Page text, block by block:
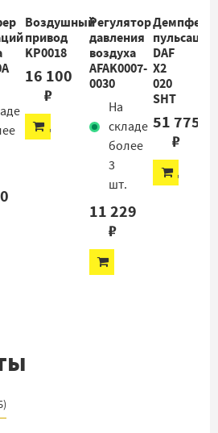
Воздушный
привод
KP0018
16 100
₽
ДОБАВИТЬ
Регулятор
давления
воздуха
AFAK0007-
0030
На
складе
более
3
шт.
11 229
₽
Демпфер
пульсаций
DAF
X2
020
SHT
51 775
₽
)